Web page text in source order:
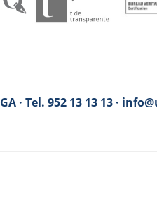
· Tel. 952 13 13 13 ·